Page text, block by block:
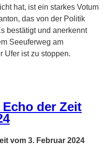
hat, ist ein starkes Votum
das von der Politik
bestätigt und anerkennt
Seeuferweg am
Ufer ist zu stoppen.
der Zeit
vom 3. Februar 2024